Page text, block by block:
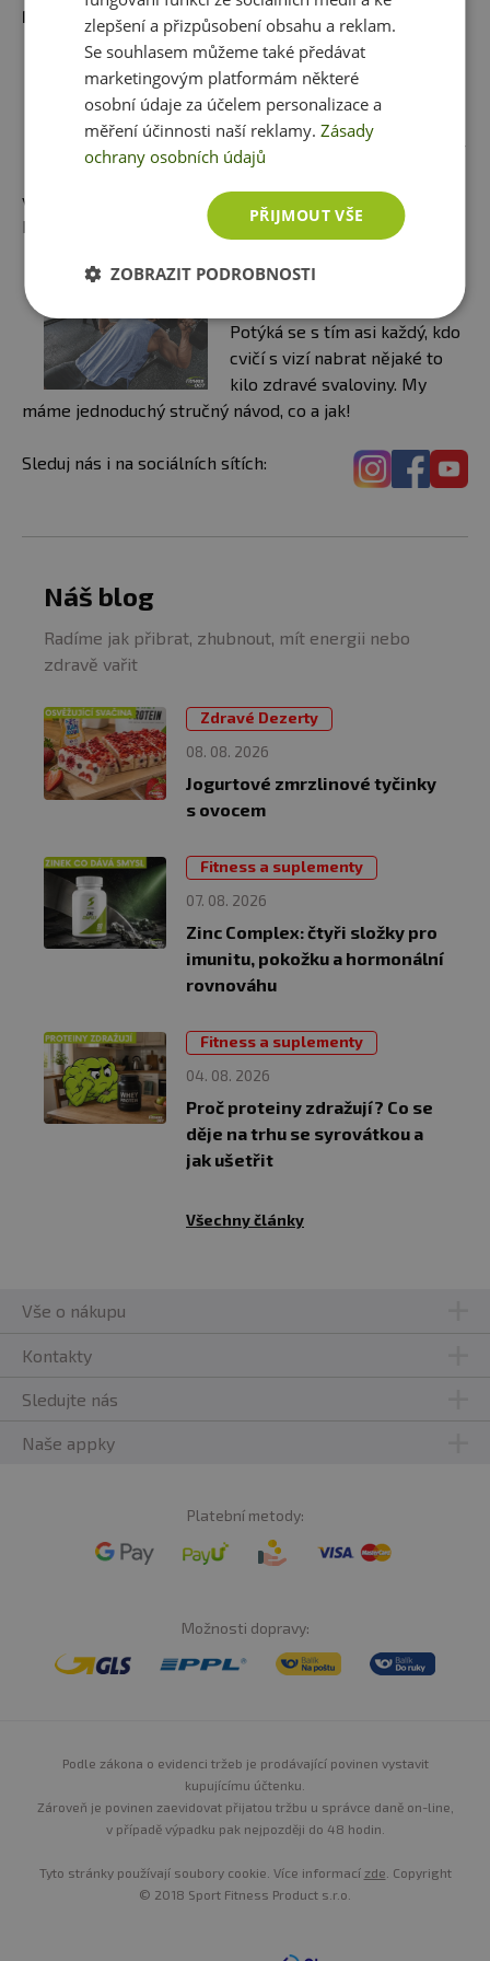
Mohlo by Vás zajímat:
4 TIPY NA JEDNODUCHÉ A
ZDRAVÉ SNÍDANĚ
Lámete si hlavu nad rychlými,
ale zdravými snídaněmi? Petr
Havlíček a Tereza Fuková pro
vás připravili 4 recepty na nutričné výživné snídaně,
které připravíte v pár okamžicích.
JAK NABRAT SVALOVOU
Potýká se s tím asi každý, kdo
cvičí s vizí nabrat nějaké to
kilo zdravé svaloviny. My
máme jednoduchý stručný návod, co a jak!
Sleduj nás i na sociálních sítích:
Náš blog
Radíme jak přibrat, zhubnout, mít energii nebo
zdravě vařit
08. 08. 2026
Zdravé Dezerty
Jogurtové zmrzlinové tyčinky
s ovocem
07. 08. 2026
Fitness a suplementy
Zinc Complex: čtyři složky pro
imunitu, pokožku a hormonální
rovnováhu
04. 08. 2026
Fitness a suplementy
Proč proteiny zdražují? Co se
děje na trhu se syrovátkou a
jak ušetřit
Všechny články
Vše o nákupu
Kontakty
Sledujte nás
Naše appky
Platební metody:
Možnosti dopravy:
Podle zákona o evidenci tržeb je prodávající povinen vystavit
kupujícímu účtenku.
Zároveň je povinen zaevidovat přijatou tržbu u správce daně on-line,
v případě výpadku pak nejpozději do 48 hodin.
Tyto stránky používají soubory cookie. Více informací zde . Copyright
© 2018 Sport Fitness Product s.r.o.
zlepšení a přizpůsobení obsahu a reklam.
Se souhlasem můžeme také předávat
marketingovým platformám některé
osobní údaje za účelem personalizace a
měření účinnosti naší reklamy.Zásady
ochrany osobních údajů
PŘIJMOUT VŠE
ZOBRAZIT PODROBNOSTI